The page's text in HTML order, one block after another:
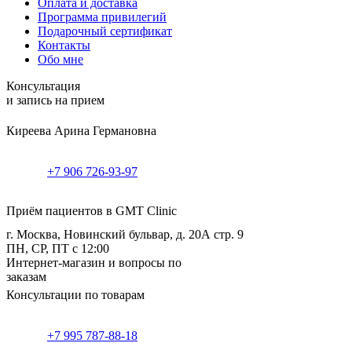
Программа привилегий
Подарочный сертификат
Контакты
Обо мне
Консультация
и запись на прием
Киреева Арина Германовна
+7 906 726-93-97
Приём пациентов в GMT Clinic
г. Москва, Новинский бульвар, д. 20А стр. 9
ПН, СР, ПТ с 12:00
Интернет-магазин и вопросы по
заказам
Консультации по товарам
+7 995 787-88-18